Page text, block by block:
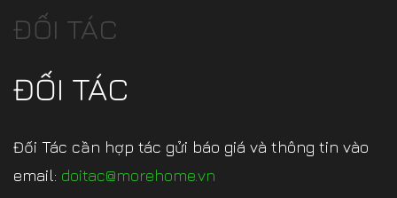
ĐỐI TÁC
ĐỐI TÁC
Đối Tác cần hợp tác gửi báo giá và thông tin vào
email: doitac@morehome.vn